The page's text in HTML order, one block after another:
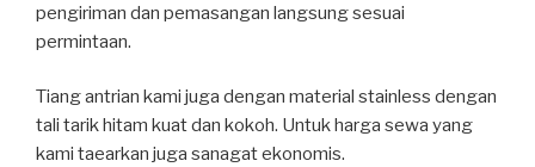
pengiriman dan pemasangan langsung sesuai
permintaan.
Tiang antrian kami juga dengan material stainless dengan
tali tarik hitam kuat dan kokoh. Untuk harga sewa yang
kami taearkan juga sanagat ekonomis.